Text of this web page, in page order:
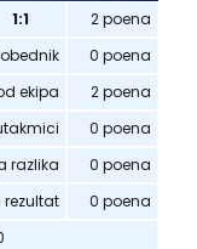
1:1
2 poena
0 poena
ekipa
2 poena
0 poena
razlika
0 poena
0 poena